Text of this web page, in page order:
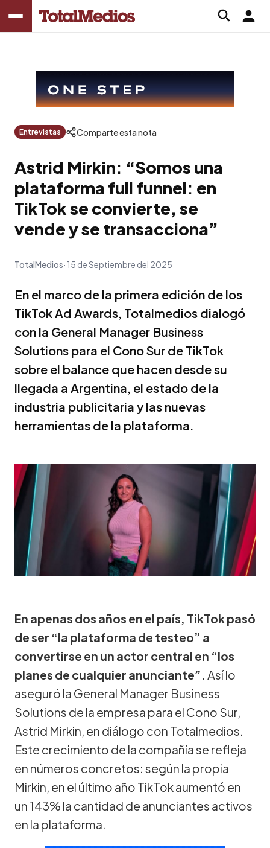
Entrevistas Comparte esta nota
Astrid Mirkin: “Somos una
plataforma full funnel: en
TikTok se convierte, se
vende y se transacciona”
TotalMedios 15 de Septiembre del 2025
En el marco de la primera edición de los
TikTok Ad Awards, Totalmedios dialogó
con la General Manager Business
Solutions para el Cono Sur de TikTok
sobre el balance que hacen desde su
llegada a Argentina, el estado de la
industria publicitaria y las nuevas
herramientas de la plataforma.
En apenas dos años en el país, TikTok pasó
de ser “la plataforma de testeo” a
convertirse en un actor central en “los
planes de cualquier anunciante”. Así lo
aseguró la General Manager Business
Solutions de la empresa para el Cono Sur,
Astrid Mirkin, en diálogo con Totalmedios.
Este crecimiento de la compañía se refleja
en números concretos: según la propia
Mirkin, en el último año TikTok aumentó en
un 143% la cantidad de anunciantes activos
en la plataforma.